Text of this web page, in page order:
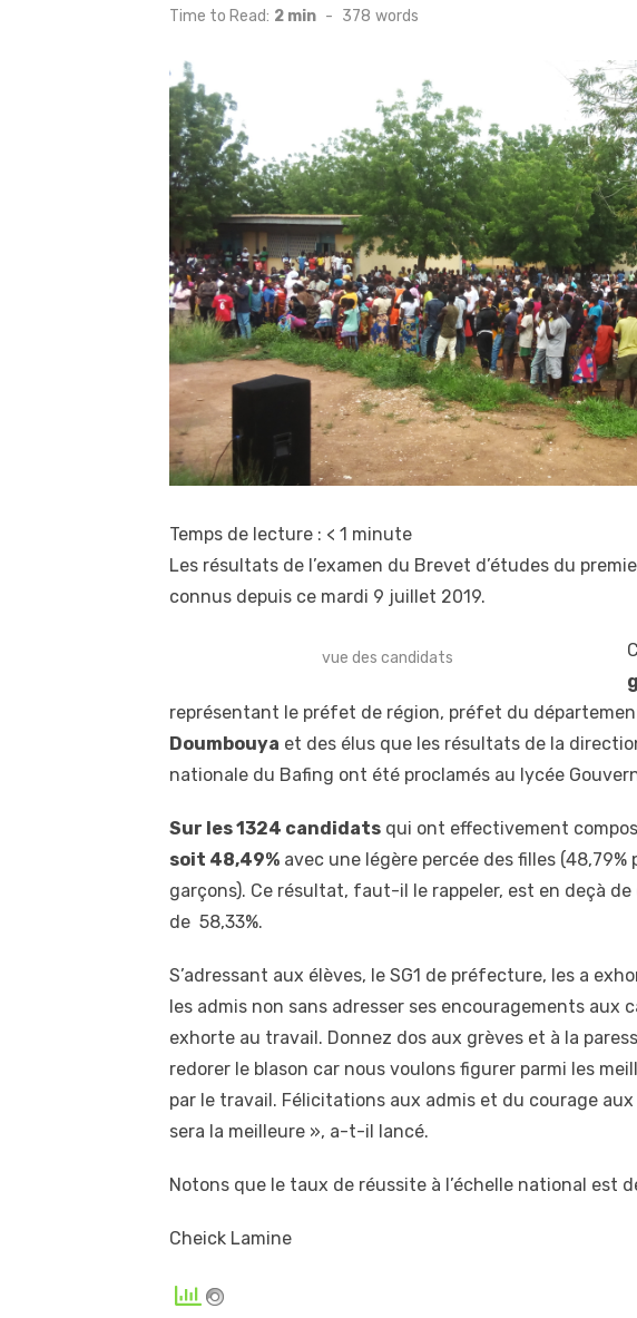
on
Time to Read: 2 min - 378 words
Temps de lecture : < 1 minute
Les résultats de l’examen du Brevet d’études du
connus depuis ce mardi 9 juillet 2019.
vue des candidats
représentant le préfet de région, préfet du
Doumbouya et des élus que les résultats de la
nationale du Bafing ont été proclamés au lycée
Sur les 1324 candidats qui ont effectivement
soit 48,49% avec une légère percée des filles (48,79%
garçons). Ce résultat, faut-il le rappeler, est en deçà
de 58,33%.
S’adressant aux élèves, le SG1 de préfecture, les a
les admis non sans adresser ses encouragements aux
exhorte au travail. Donnez dos aux grèves et à la
redorer le blason car nous voulons figurer parmi les
par le travail. Félicitations aux admis et du courage aux
sera la meilleure », a-t-il lancé.
Notons que le taux de réussite à l’échelle national est
Cheick Lamine